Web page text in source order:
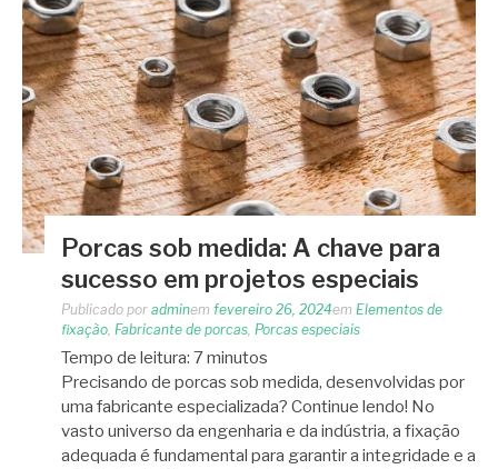
Porcas sob medida: A chave para
sucesso em projetos especiais
Publicado por adminem fevereiro 26, 2024em Elementos de
fixação, Fabricante de porcas, Porcas especiais
Tempo de leitura: 7minutos
Precisando de porcas sob medida, desenvolvidas por
uma fabricante especializada? Continue lendo! No
vasto universo da engenharia e da indústria, a fixação
adequada é fundamental para garantir a integridade e a